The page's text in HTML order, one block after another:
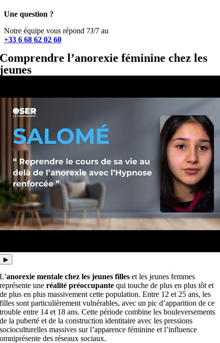
Une question ?
Notre équipe vous répond 7J/7 au
+33 6 68 62 02 60
Comprendre l’anorexie féminine chez les
jeunes
▶
L’anorexie mentale chez les jeunes filles et les jeunes femmes
représente uneréalité préoccupante qui touche de plus en plus tôt et
de plus en plus massivement cette population. Entre 12 et 25 ans, les
filles sont particulièrement vulnérables, avec un pic d’apparition de ce
trouble entre 14 et 18 ans. Cette période combine les bouleversements
de la puberté et de la construction identitaire avec les pressions
socioculturelles massives sur l’apparence féminine et l’influence
omniprésente des réseaux sociaux.